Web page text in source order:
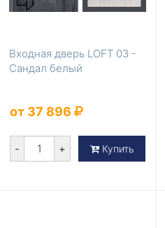
Входная дверь LOFT 03 -
Сандал белый
от 37 896
- + Купить